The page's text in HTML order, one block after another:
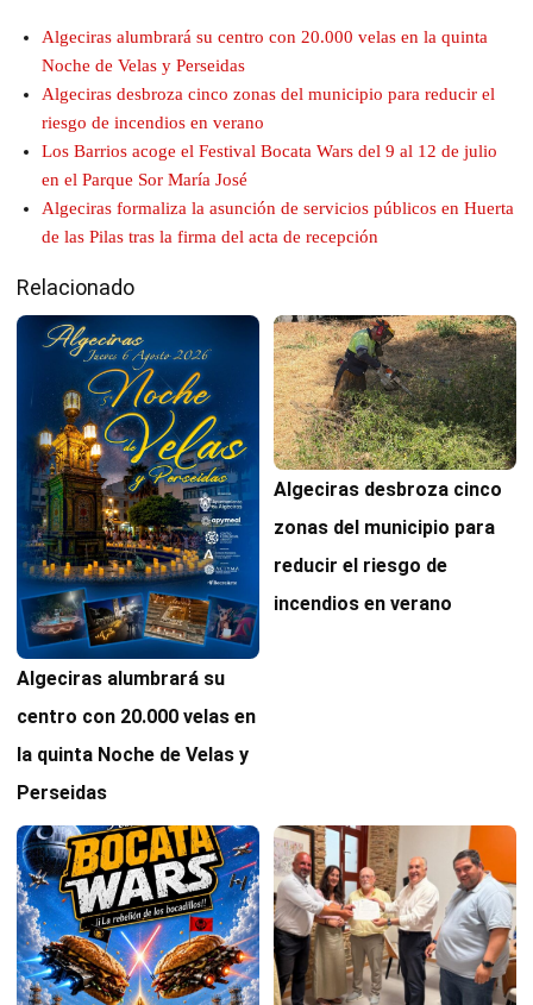
Algeciras alumbrará su centro con 20.000 velas en la quinta
Noche de Velas y Perseidas
Algeciras desbroza cinco zonas del municipio para reducir el
riesgo de incendios en verano
Los Barrios acoge el Festival Bocata Wars del 9 al 12 de julio
en el Parque Sor María José
Algeciras formaliza la asunción de servicios públicos en Huerta
de las Pilas tras la firma del acta de recepción
Relacionado
Algeciras alumbrará su
centro con 20.000 velas en
la quinta Noche de Velas y
Perseidas
Algeciras desbroza cinco
zonas del municipio para
reducir el riesgo de
incendios en verano